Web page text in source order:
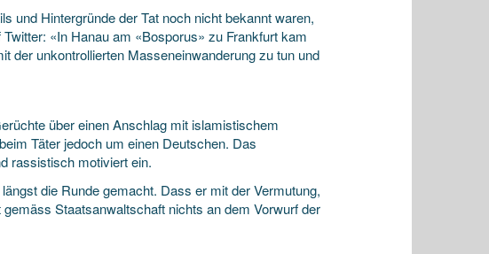
und Hintergründe der Tat noch nicht bekannt waren,
«In Hanau am «Bosporus» zu Frankfurt kam
der unkontrollierten Masseneinwanderung zu tun und
über einen Anschlag mit islamistischem
Täter jedoch um einen Deutschen. Das
rassistisch motiviert ein.
die Runde gemacht. Dass er mit der Vermutung,
Staatsanwaltschaft nichts an dem Vorwurf der